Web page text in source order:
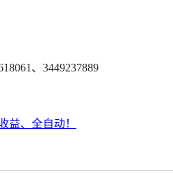
、3449237889